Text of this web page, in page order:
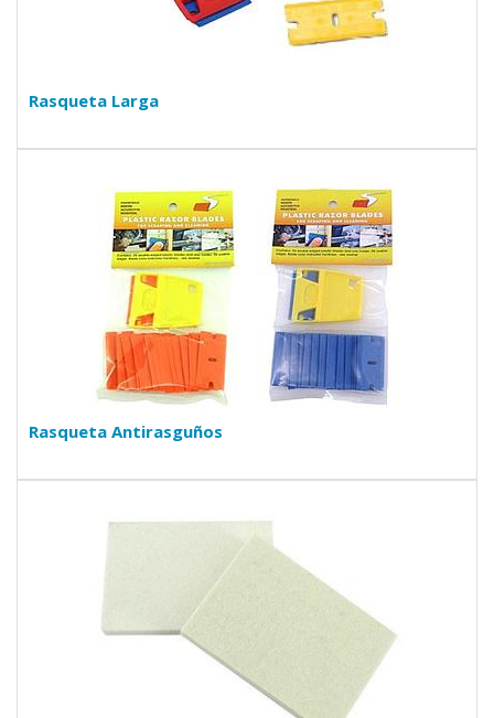
Rasqueta Larga
Rasqueta Antirasguños